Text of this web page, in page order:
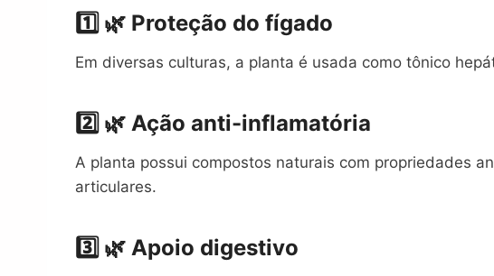
1️⃣ 🌿 Proteção do fígado
Em diversas culturas, a planta é usada como tônico
2️⃣ 🌿 Ação anti-inflamatória
A planta possui compostos naturais com propriedades
articulares.
3️⃣ 🌿 Apoio digestivo